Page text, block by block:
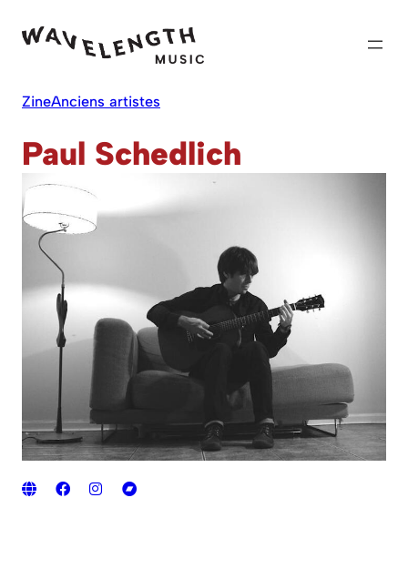
ZineAnciens artistes
Paul Schedlich